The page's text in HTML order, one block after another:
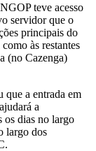
teve acesso
servidor que o
principais do
às restantes
(no Cazenga)
a entrada em
a
os dias no largo
largo dos